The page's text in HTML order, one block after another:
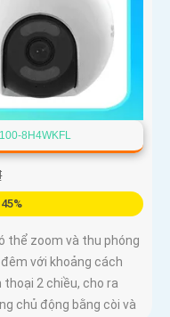
8H4WKFL
thể zoom và thu phóng
với khoảng cách
2 chiều, cho ra
chủ động bằng còi và